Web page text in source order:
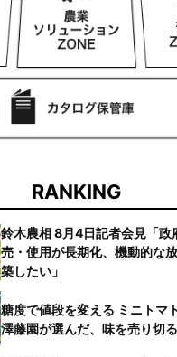
RANKING
鈴木農相 8月4日記者会見「政府備蓄米の販
売・使用が長期化、機動的な
築したい」
糖度で値段を変える ミニトマ
澤藤園が選んだ、味を売り切